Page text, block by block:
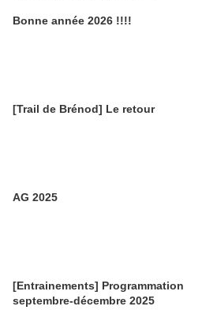
Bonne année 2026 !!!!
[Trail de Brénod] Le retour
AG 2025
[Entrainements] Programmation
septembre-décembre 2025